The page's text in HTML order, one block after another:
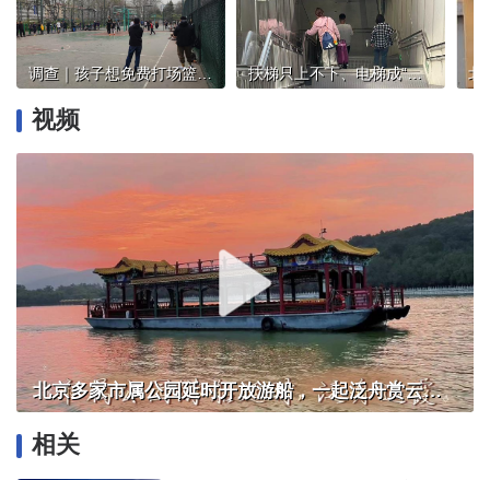
调查｜孩子想免费打场篮球，有地儿去吗？ 扶梯只上不下、电梯成“隐藏款”，地铁无障碍设施调查
视频
北京多家市属公园延时开放游船，一起泛舟赏云霞！
相关